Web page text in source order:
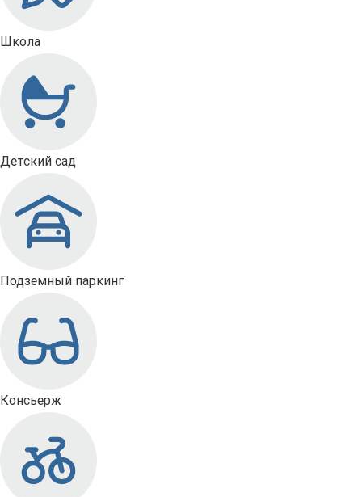
Школа
Детский сад
Подземный паркинг
Консьерж